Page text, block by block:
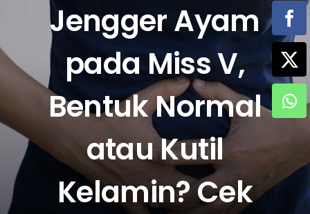
LAYANAN
FASILITAS
ARTIKEL
HUBUNGI KAMI
Jengger Ayam
pada Miss V,
Bentuk Normal
atau Kutil
Kelamin? Cek